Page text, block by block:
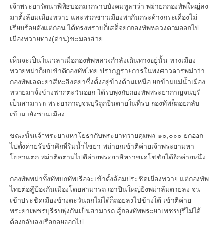
เจ้าพระยารัตนาพิพิธบอกมากราบบังคมทูลฯว่า พม่ายกกองทัพใหญ่ลง
มาตั้งล้อมเมืองทวาย และพวกชาวเมืองพากันกระด้างกระเดื่องไม่
เรียบร้อยดังแต่ก่อน ได้ทรงทราบก็เสด็จยกกองทัพหลวงตามออกไป
เมืองทวายทาง(ด่าน)ขะมองส่วย
เห็นจะเป็นในเวลาเมื่อกองทัพหลวงกำลังเดินทางอยู่นั้น ทางเมือง
ทวายพม่าก็ยกเข้าตีกองทัพไทย ปรากฏรายการในพงศาวดารพม่าว่า
กองทัพเลตะยาสีหะสิงคยาซึ่งตั้งอยู่ข้างด้านเหนือ ยกข้ามแม่น้ำเมือง
ทวายมาจั้งข้างฟากตะวันออก ได้รบพุ่งกับกองทัพพระยากาญจนบุรี
เป็นสามารถ พระยากาญจนบุรีถูกปืนตายในที่รบ กองทัพก็ถอยกลับ
เข้ามายังชานเมือง
ขณะนั้นเจ้าพระยามหาโยธากับพระยาทวายคุมพล ๑๐,๐๐๐ ยกออก
ไปตั้งค่ายรับข้าศึกที่ริมน้ำไชยา พม่ายกเข้าตีค่ายเจ้าพระยามหา
โยธาแตก พม่าติดตามไปตีค่ายพระยาสีหราชเดโชชัยได้อีกค่ายหนึ่ง
กองทัพพม่าทั้งทัพบกทัพเรือจะเข้าตั้งล้อมประชิดเมืองทวาย แต่กองทัพ
ไทยต่อสู้ป้องกันเมืองโดยสามารถ เอาปืนใหญ่ยิงพม่าล้มตายลง จน
เข้าประชิดเมืองข้างตะวันตกไม่ได้ก็ถอยลงไปข้างใต้ เข้าตีค่าย
พระยาเพชรบุรีรบพุ่งกันเป็นสามารถ สู้กองทัพพระยาเพชรบุรีไม่ได้
ต้องกลับลงเรือถอยออกไป